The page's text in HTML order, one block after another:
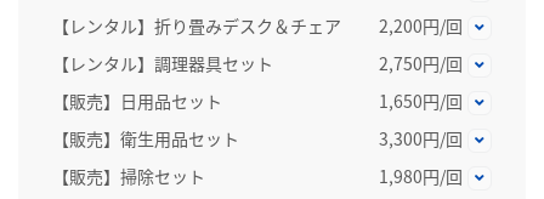
【レンタル】折り畳みデスク＆チェア
2,200円/回
【レンタル】調理器具セット
2,750円/回
【販売】日用品セット
1,650円/回
【販売】衛生用品セット
3,300円/回
【販売】掃除セット
1,980円/回